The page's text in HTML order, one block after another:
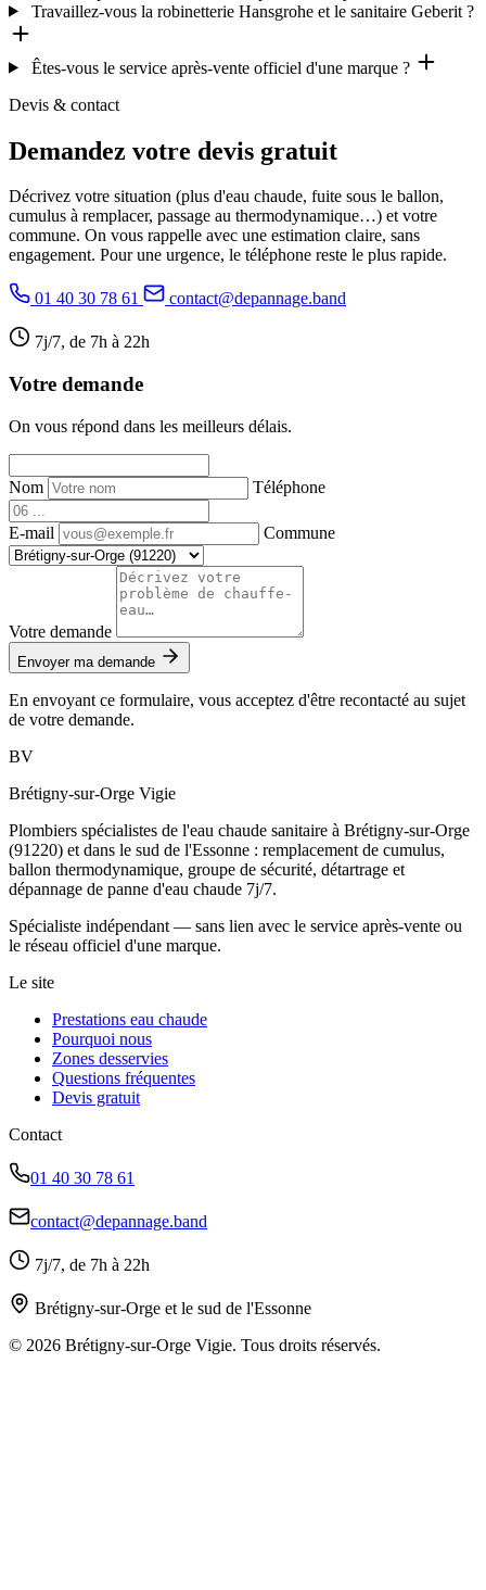
Travaillez-vous la robinetterie Hansgrohe et le sanitaire Geberit ?
Êtes-vous le service après-vente officiel d'une marque ?
Devis & contact
Demandez votre devis gratuit
Décrivez votre situation (plus d'eau chaude, fuite sous le ballon,
cumulus à remplacer, passage au thermodynamique…) et votre
commune. On vous rappelle avec une estimation claire, sans
engagement. Pour une urgence, le téléphone reste le plus rapide.
01 40 30 78 61 contact@depannage.band
7j/7, de 7h à 22h
Votre demande
On vous répond dans les meilleurs délais.
Nom Téléphone
E-mail Commune
Votre demande
Envoyer ma demande
En envoyant ce formulaire, vous acceptez d'être recontacté au sujet
de votre demande.
BV
Brétigny-sur-Orge Vigie
Plombiers spécialistes de l'eau chaude sanitaire à Brétigny-sur-Orge
(91220) et dans le sud de l'Essonne : remplacement de cumulus,
ballon thermodynamique, groupe de sécurité, détartrage et
dépannage de panne d'eau chaude 7j/7.
Spécialiste indépendant — sans lien avec le service après-vente ou
le réseau officiel d'une marque.
Le site
Prestations eau chaude
Pourquoi nous
Zones desservies
Questions fréquentes
Devis gratuit
Contact
01 40 30 78 61
contact@depannage.band
7j/7, de 7h à 22h
Brétigny-sur-Orge et le sud de l'Essonne
© 2026 Brétigny-sur-Orge Vigie. Tous droits réservés.